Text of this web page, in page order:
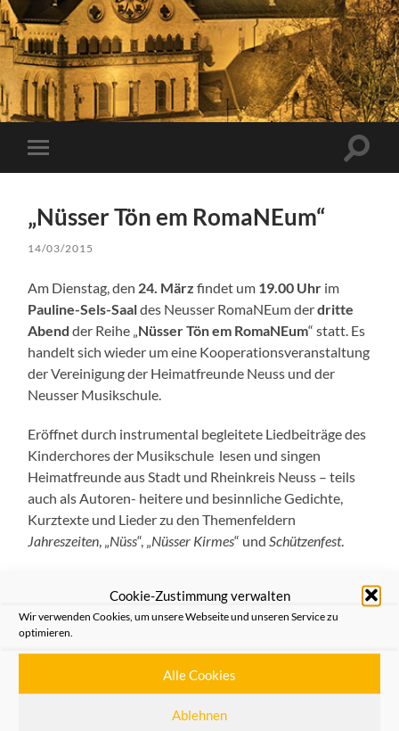
Cookie-Zustimmung verwalten
Wir verwenden Cookies, um unsere Webseite und unseren Service zu
optimieren.
Alle Cookies
Ablehnen
Mobile-
Menü
„Nüsser Tön em RomaNEum“
14/03/2015
Am Dienstag, den 24. März findet um 19.00 Uhr im
Pauline-Sels-Saaldes Neusser RomaNEum derdritte
Abend der Reihe „ Nüsser Tön em RomaNEum“ statt. Es
handelt sich wieder um eine Kooperationsveranstaltung
der Vereinigung der Heimatfreunde Neuss und der
Neusser Musikschule.
Eröffnet durch instrumental begleitete Liedbeiträge des
Kinderchores der Musikschule lesen und singen
Heimatfreunde aus Stadt und Rheinkreis Neuss – teils
auch als Autoren- heitere und besinnliche Gedichte,
Kurztexte und Lieder zu den Themenfeldern
Jahreszeiten
Nüss“, „ Nüsser Kirmes“ und Schützenfest.
sollten sich jedoch kostenfreie Eintrittskarten an den
bekannten Stellen (Geschäftsstelle der Heimatfreunde